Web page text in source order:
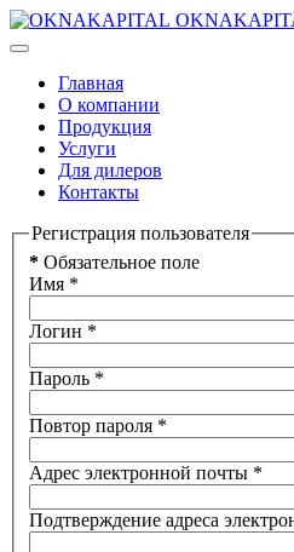
Главная
О компании
Продукция
Услуги
Для дилеров
Контакты
Регистрация пользователя
* Обязательное поле
Имя *
Логин *
Пароль *
Повтор пароля *
Адрес электронной почты *
Подтверждение адреса